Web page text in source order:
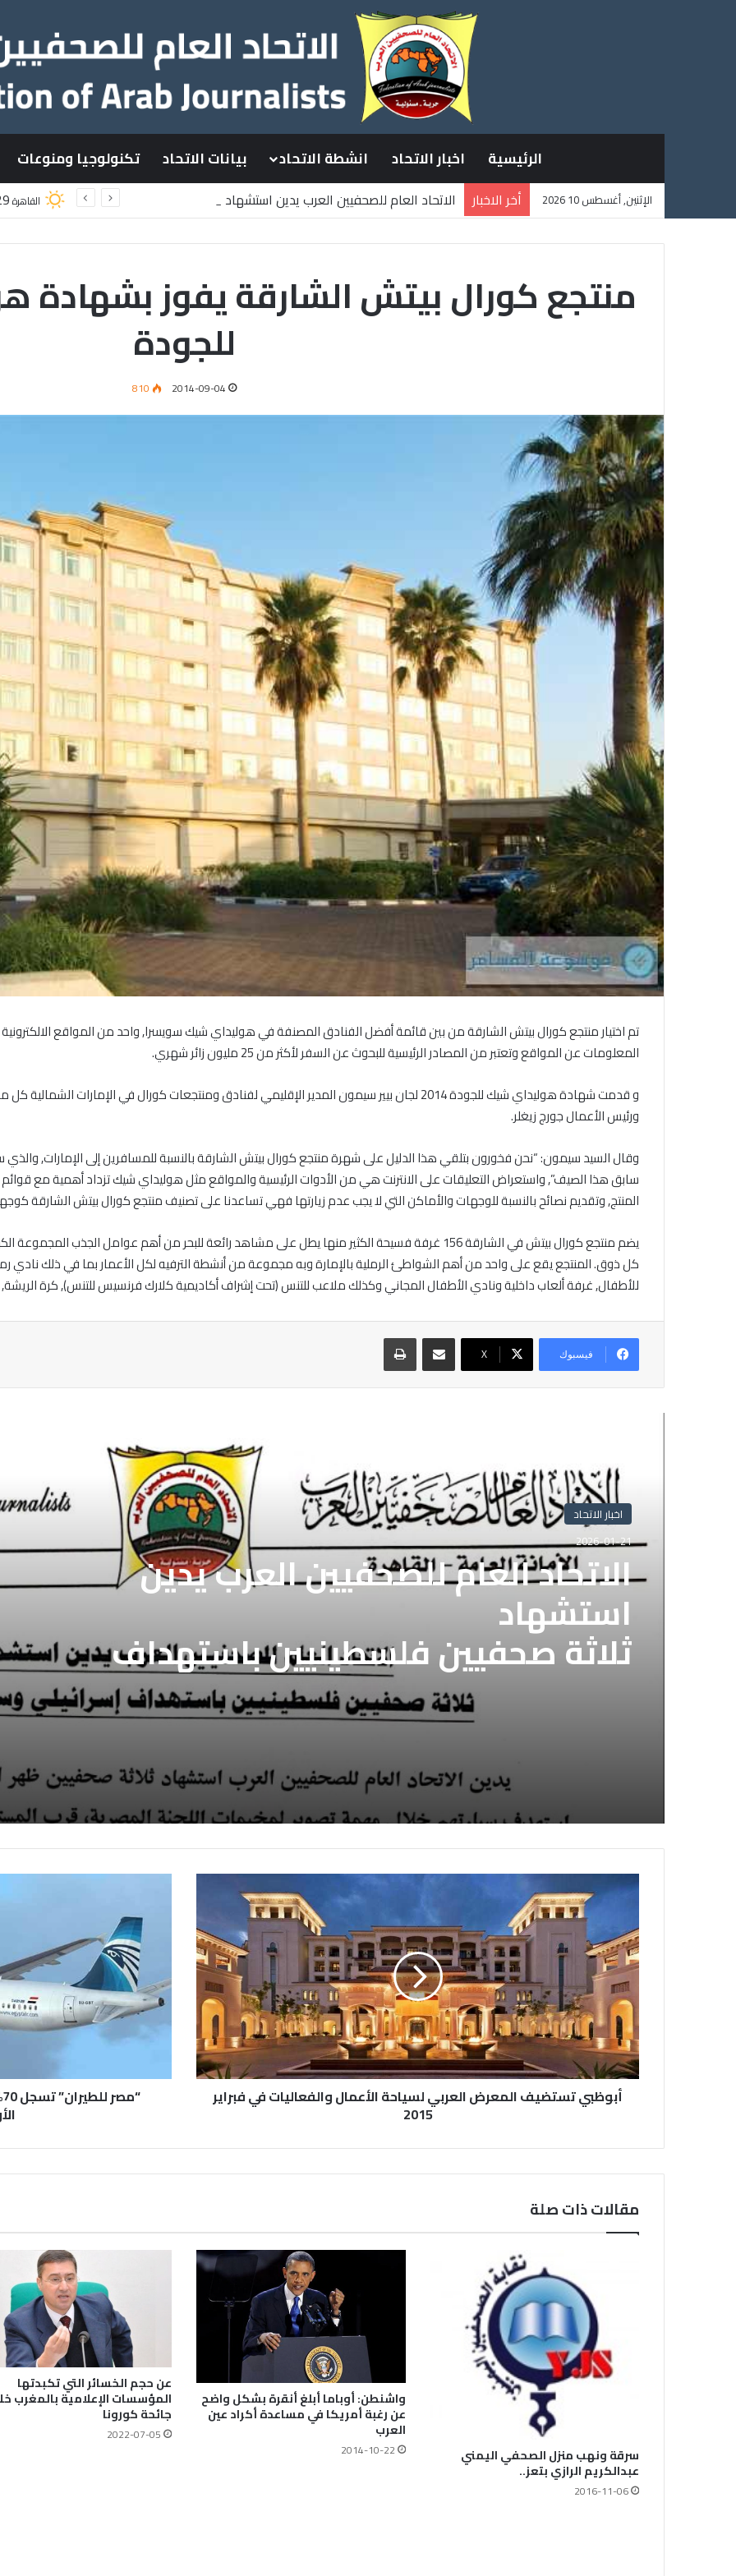
الرئيسية اخبار الاتحاد انشطة الاتحاد بيانات الاتحاد تكنولوجيا ومنوعات
الإثنين, أغسطس 10 2026 أخر الاخبار
الاتحاد العام للصحفيين العرب يدين استشهاد
القاهرة
للجودة
2014-09-04
810
تم اختيار منتجع كورال بيتش الشارقة من بين قائمة أفضل الفنادق المصنفة في هوليداي شيك سويسرا, واحد من المواقع الالكترونية
المعلومات عن المواقع وتعتبر من المصادر الرئيسية للبحوث عن السفر لأكثر من 25 مليون زائر شهري.
و قدمت شهادة هوليداي شيك للجودة 2014 لجان بيير سيمون المدير الإقليمي لفنادق ومنتجعات كورال في
ورئيس الأعمال جورج زيغلر.
وقال السيد سيمون: “نحن فخورون بتلقي هذا الدليل على شهرة منتجع كورال بيتش الشارقة بالنسبة للمسافرين إلى الإمارات,
سابق هذا الصيف”, واستعراض التعليقات على الانترنت هي من الأدوات الرئيسية والمواقع مثل هوليداي شيك تزداد أهمية مع قوائم
المنتج, وتقديم نصائح بالنسبة للوجهات والأماكن التي لا يجب عدم زيارتها فهي تساعدنا على تصنيف منتجع كورال بيتش الشارقة
يضم منتجع كورال بيتش في الشارقة 156 غرفة فسيحة الكثير منها يطل على مشاهد رائعة للبحر من أهم عوامل
كل ذوق. المنتجع يقع على واحد من أهم الشواطئ الرملية بالإمارة وبه مجموعة من أنشطة الترفيه لكل الأعمار بما في ذلك
للأطفال, غرفة ألعاب داخلية ونادي الأطفال المجاني وكذلك ملاعب للتنس (تحت إشراف أكاديمية كلارك فرنسيس للتنس), كرة الريشة,
فيسبوك X
مشاركة عبر البريد طباعة
اخبار الاتحاد
2026-01-21
الاتحاد العام للصحفيين العرب يدين
استشهاد
ثلاثة صحفيين فلسطينيين باستهداف
إسرائيلي وسط قطاع غزة
أبوظبي تستضيف المعرض العربي لسياحة الأعمال والفعاليات في فبراير
2015
مقالات ذات صلة
سرقة ونهب منزل الصحفي اليمني
عبدالكريم الرازي بتعز..
2016-11-06
واشنطن: أوباما أبلغ أنقرة بشكل واضح
عن رغبة أمريكا في مساعدة أكراد عين
العرب
2014-10-22
عن حجم الخسائر التي تكبدتها
المؤسسات الإعلامية بالمغرب
جائحة كورونا
2022-07-05